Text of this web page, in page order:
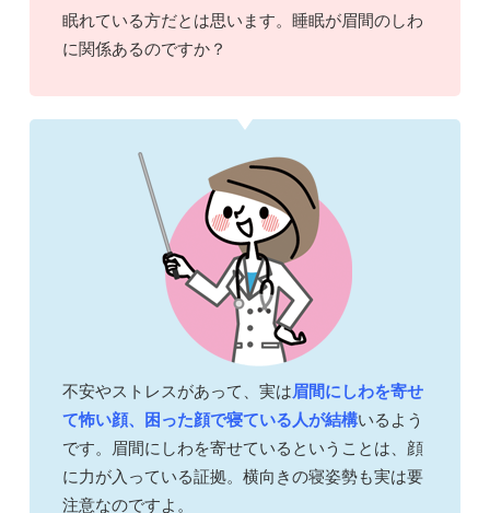
眠れている方だとは思います。睡眠が眉間のしわ
に関係あるのですか？
不安やストレスがあって、実は眉間にしわを寄せ
て怖い顔、困った顔で寝ている人が結構いるよう
です。眉間にしわを寄せているということは、顔
に力が入っている証拠。横向きの寝姿勢も実は要
注意なのですよ。